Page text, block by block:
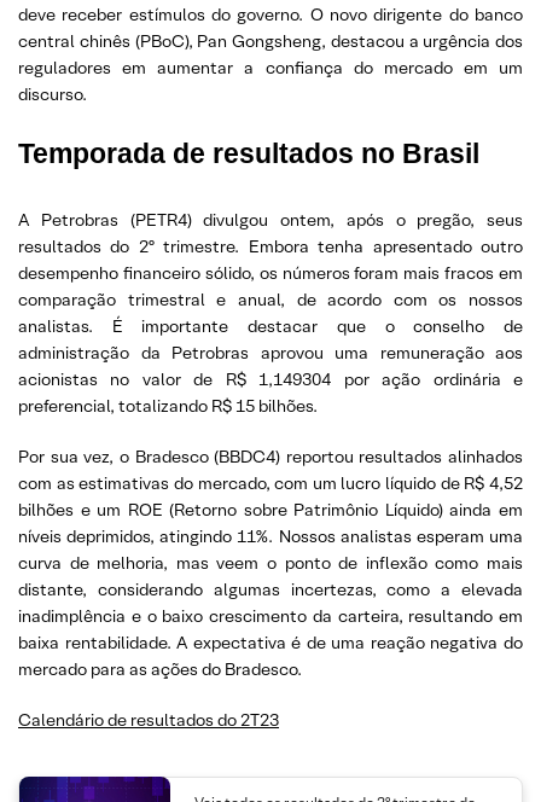
deve receber estímulos do governo. O novo dirigente do banco
central chinês (PBoC), Pan Gongsheng, destacou a urgência dos
reguladores em aumentar a confiança do mercado em um
discurso.
Temporada de resultados no Brasil
A Petrobras (PETR4) divulgou ontem, após o pregão, seus
resultados do 2º trimestre. Embora tenha apresentado outro
desempenho financeiro sólido, os números foram mais fracos em
comparação trimestral e anual, de acordo com os nossos
analistas. É importante destacar que o conselho de
administração da Petrobras aprovou uma remuneração aos
acionistas no valor de R$ 1,149304 por ação ordinária e
preferencial, totalizando R$ 15 bilhões.
Por sua vez, o Bradesco (BBDC4) reportou resultados alinhados
com as estimativas do mercado, com um lucro líquido de R$ 4,52
bilhões e um ROE (Retorno sobre Patrimônio Líquido) ainda em
níveis deprimidos, atingindo 11%. Nossos analistas esperam uma
curva de melhoria, mas veem o ponto de inflexão como mais
distante, considerando algumas incertezas, como a elevada
inadimplência e o baixo crescimento da carteira, resultando em
baixa rentabilidade. A expectativa é de uma reação negativa do
mercado para as ações do Bradesco.
Calendário de resultados do 2T23